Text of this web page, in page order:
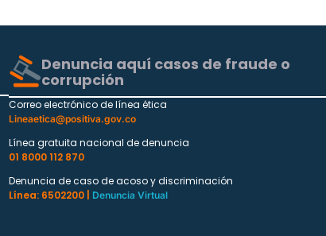
Denuncia aquí casos de fraude o
corrupción
Correo electrónico de línea ética
Lineaetica@positiva.gov.co
Línea gratuita nacional de denuncia
01 8000 112 870
Denuncia de caso de acoso y discriminación
Línea: 6502200 |
Denuncia Virtual